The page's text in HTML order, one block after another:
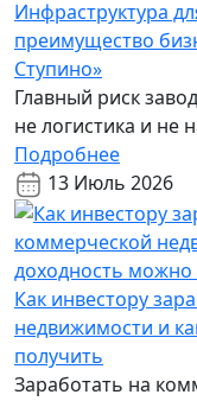
Инфраструктура
преимущество
Ступино»
Главный риск
не логистика и не
Подробнее
13 Июль 2026
Как инвестору
недвижимости и
получить
Заработать на